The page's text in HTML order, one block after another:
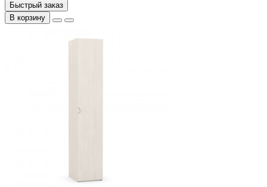
Быстрый заказ
В корзину